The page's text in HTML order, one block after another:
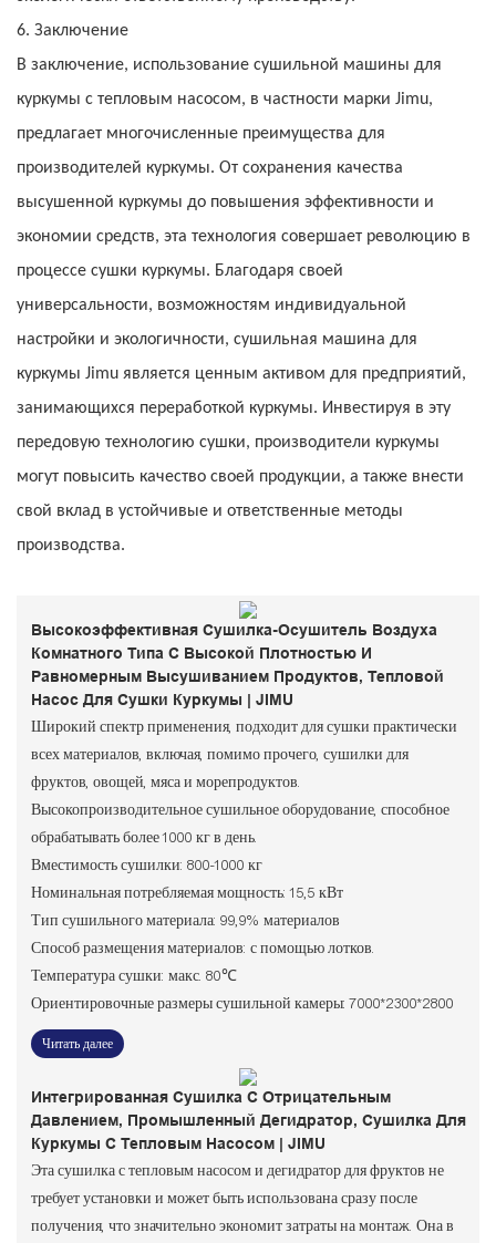
6. Заключение
В заключение, использование сушильной машины для
куркумы с тепловым насосом, в частности марки Jimu,
предлагает многочисленные преимущества для
производителей куркумы. От сохранения качества
высушенной куркумы до повышения эффективности и
экономии средств, эта технология совершает революцию в
процессе сушки куркумы. Благодаря своей
универсальности, возможностям индивидуальной
настройки и экологичности, сушильная машина для
куркумы Jimu является ценным активом для предприятий,
занимающихся переработкой куркумы. Инвестируя в эту
передовую технологию сушки, производители куркумы
могут повысить качество своей продукции, а также внести
свой вклад в устойчивые и ответственные методы
производства.
Высокоэффективная Сушилка-Осушитель Воздуха
Комнатного Типа С Высокой Плотностью И
Равномерным Высушиванием Продуктов, Тепловой
НасосДля Сушки Куркумы | JIMU
Широкий спектр применения, подходит для сушки практически
всех материалов, включая, помимо прочего, сушилки для
фруктов, овощей, мяса и морепродуктов.
Высокопроизводительное сушильное оборудование, способное
обрабатывать более 1000 кг в день.
Вместимость сушилки: 800-1000 кг
Номинальная потребляемая мощность: 15,5 кВт
Тип сушильного материала: 99,9% материалов
Способ размещения материалов: с помощью лотков.
Температура сушки: макс. 80℃
Ориентировочные размеры сушильной камеры: 7000*2300*2800
Читать далее
Интегрированная Сушилка С Отрицательным
Давлением, Промышленный Дегидратор, Сушилка Для
Куркумы С Тепловым Насосом | JIMU
Эта сушилка с тепловым насосом и дегидратор для фруктов не
требует установки и может быть использована сразу после
получения, что значительно экономит затраты на монтаж. Она в